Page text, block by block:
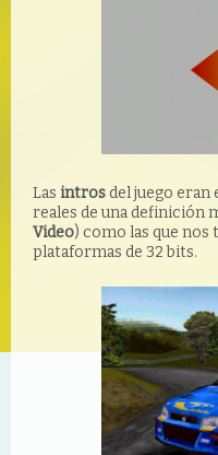
Las intros del juego eran
reales de una definición
Video) como las que nos
plataformas de 32 bits.